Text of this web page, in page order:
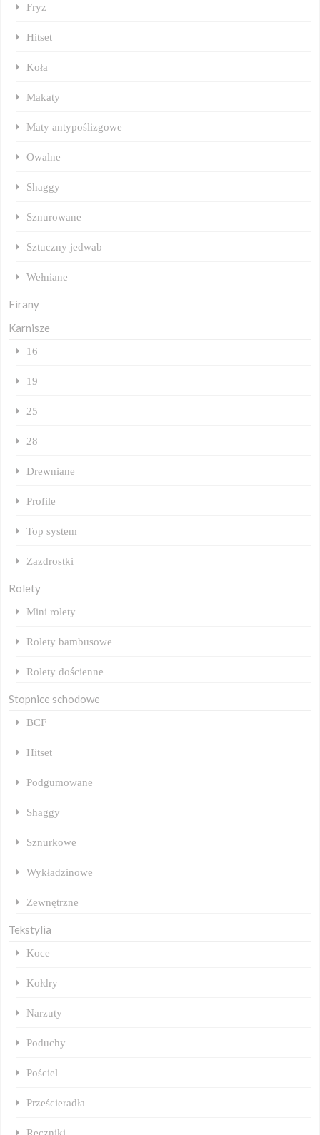
Fryz
Hitset
Koła
Makaty
Maty antypoślizgowe
Owalne
Shaggy
Sznurowane
Sztuczny jedwab
Wełniane
Firany
Karnisze
16
19
25
28
Drewniane
Profile
Top system
Zazdrostki
Rolety
Mini rolety
Rolety bambusowe
Rolety dościenne
Stopnice schodowe
BCF
Hitset
Podgumowane
Shaggy
Sznurkowe
Wykładzinowe
Zewnętrzne
Tekstylia
Koce
Kołdry
Narzuty
Poduchy
Pościel
Prześcieradła
Ręczniki